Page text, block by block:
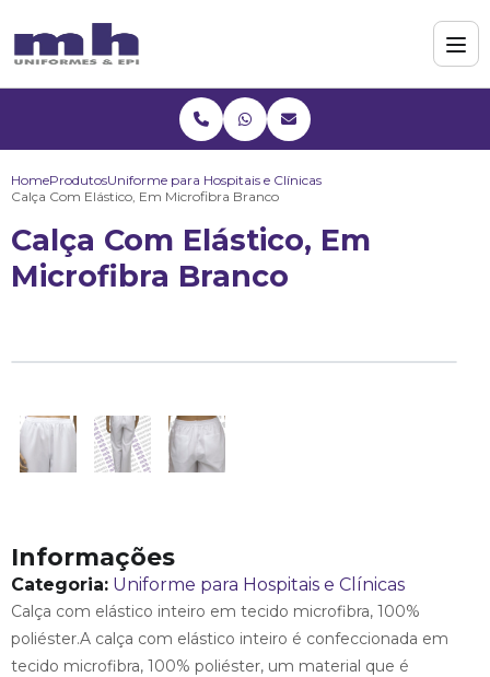
HomeProdutosUniforme para Hospitais e Clínicas
Calça Com Elástico, Em Microfibra Branco
Calça Com Elástico, Em
Microfibra Branco
Informações
Categoria: Uniforme para Hospitais e Clínicas
Calça com elástico inteiro em tecido microfibra, 100%
poliéster.A calça com elástico inteiro é confeccionada em
tecido microfibra, 100% poliéster, um material que é